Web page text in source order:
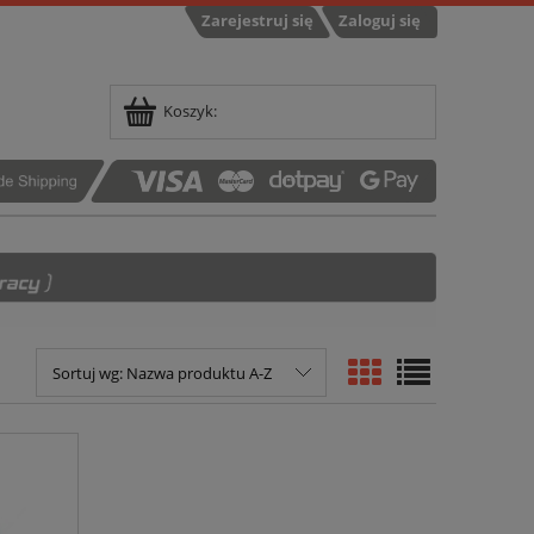
Zarejestruj się Zaloguj się
Koszyk:
Sortuj wg: Nazwa produktu A-Z